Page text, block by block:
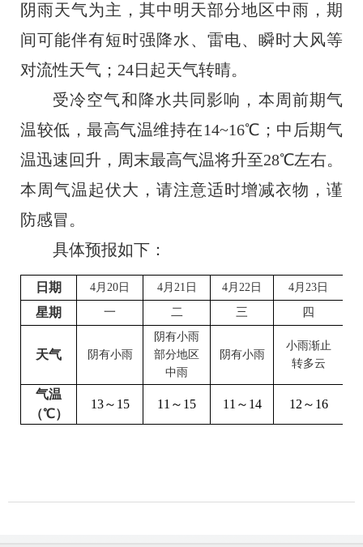
阴雨天气为主，其中明天部分地区中雨，期
间可能伴有短时强降水、雷电、瞬时大风等
对流性天气；24日起天气转晴。
受冷空气和降水共同影响，本周前期气
温较低，最高气温维持在14~16℃；中后期气
温迅速回升，周末最高气温将升至28℃左右。
本周气温起伏大，请注意适时增减衣物，谨
防感冒。
具体预报如下：
日期 4 月 20日 4月 21 日 4 月 22 日 4 月 23日
星期 一 二 三 四
天气 阴有小雨
阴有小雨
部分地区
中雨
阴有小雨
小雨渐止
转多云
气温
（℃）
13～ 15 11 ～ 15 11 ～ 14 12 ～ 16